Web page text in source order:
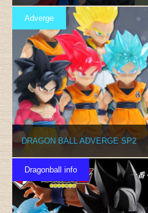
Adverge
DRAGON BALL ADVERGE SP2
Dragonball info